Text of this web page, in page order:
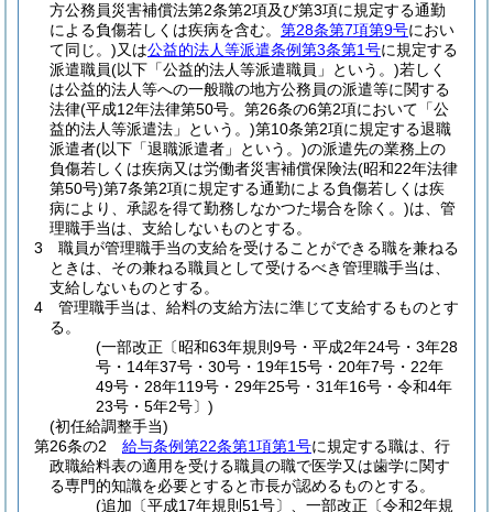
方公務員災害補償法第2条第2項及び第3項に規定する通勤
による負傷若しくは疾病を含む。 第28条第7項第9号におい
て同じ。)又は公益的法人等派遣条例第3条第1号に規定する
派遣職員(以下「公益的法人等派遣職員」という。)若しく
は公益的法人等への一般職の地方公務員の派遣等に関する
法律(平成12年法律第50号。第26条の6第2項において「公
益的法人等派遣法」という。)第10条第2項に規定する退職
派遣者(以下「退職派遣者」という。)の派遣先の業務上の
負傷若しくは疾病又は労働者災害補償保険法(昭和22年法律
第50号)第7条第2項に規定する通勤による負傷若しくは疾
病により、承認を得て勤務しなかつた場合を除く。)は、管
理職手当は、支給しないものとする。
3
職員が管理職手当の支給を受けることができる職を兼ねる
ときは、その兼ねる職員として受けるべき管理職手当は、
支給しないものとする。
4
管理職手当は、給料の支給方法に準じて支給するものとす
る。
(一部改正〔昭和63年規則9号・平成2年24号・3年28
号・14年37号・30号・19年15号・20年7号・22年
49号・28年119号・29年25号・31年16号・令和4年
23号・5年2号〕)
(初任給調整手当)
第26条の2
給与条例第22条第1項第1号に規定する職は、行
政職給料表の適用を受ける職員の職で医学又は歯学に関す
る専門的知識を必要とすると市長が認めるものとする。
(追加〔平成17年規則51号〕、一部改正〔令和2年規